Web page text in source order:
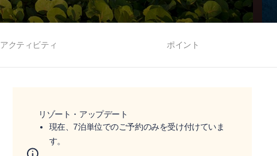
アクティビティ ポイント
リゾート・アップデート
現在、7泊単位でのご予約のみを受け付けていま
す。